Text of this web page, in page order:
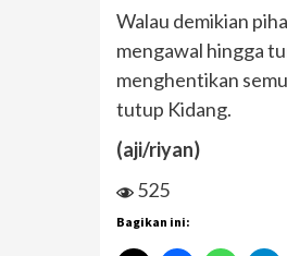
Walau demikian
mengawal hingga
menghentikan
tutup Kidang.
(aji/riyan)
525
Bagikan ini: